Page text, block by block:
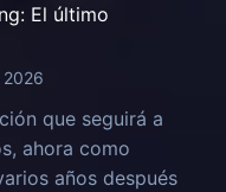
El último
2026
que seguirá a
ahora como
años después